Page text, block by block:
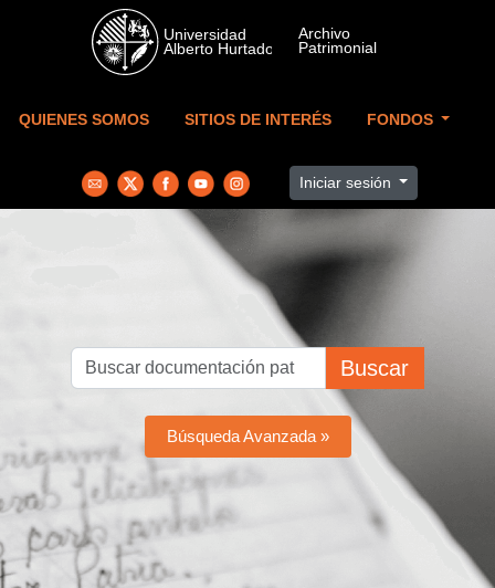
Skip to main content
QUIENES SOMOS SITIOS DE INTERÉS FONDOS
Iniciar sesión
Buscar
Búsqueda Avanzada »